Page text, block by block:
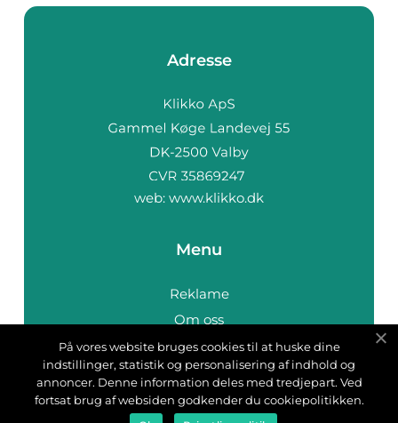
Adresse
web: www.klikko.dk
Menu
Reklame
Om oss
Cookies
Kontakt Oss
Sitemap
På vores website bruges cookies til at huske dine
indstillinger, statistik og personalisering af indhold og
annoncer. Denne information deles med tredjepart. Ved
fortsat brug af websiden godkender du cookiepolitikken.